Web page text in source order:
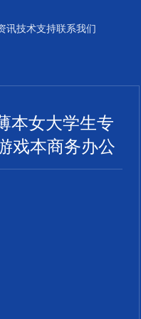
讯技术支持联系我们
本女大学生专
戏本商务办公